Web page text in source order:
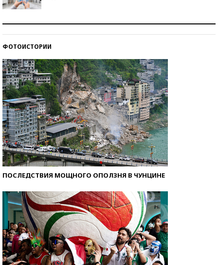
ФОТОИСТОРИИ
ПОСЛЕДСТВИЯ МОЩНОГО ОПОЛЗНЯ В ЧУНЦИНЕ